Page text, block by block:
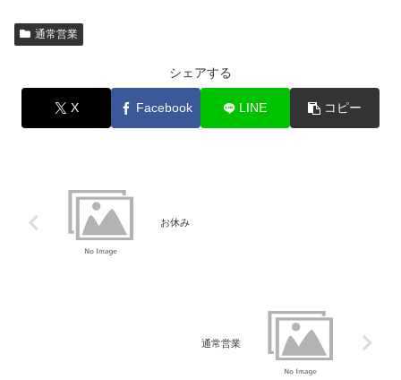
通常営業
シェアする
X Facebook LINE コピー
お休み
通常営業